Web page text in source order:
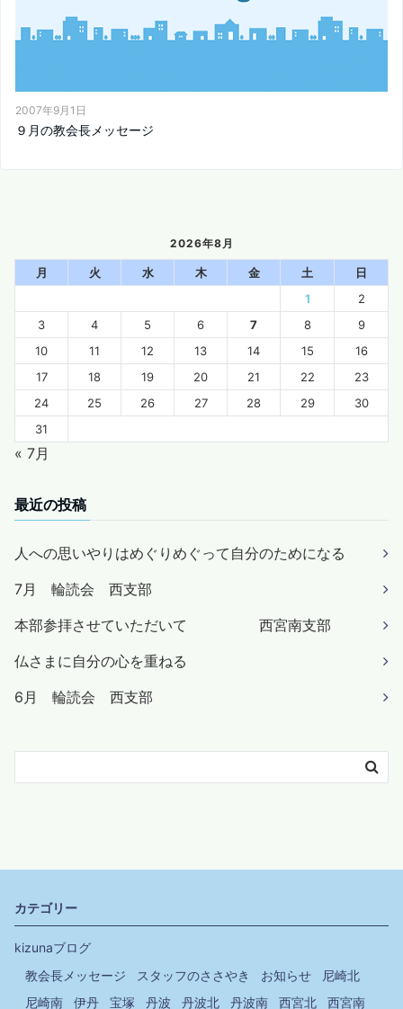
2007年9月1日
９月の教会長メッセージ
2026年8月
月 火 水 木 金 土
日
1
2
3
4 5 6 7 8
9
10
11 12 13 14 15
16
17
18 19 20 21 22
23
24
25 26 27 28 29
30
31
« 7月
最近の投稿
人への思いやりはめぐりめぐって自分のためになる
7月 輪読会 西支部
本部参拝させていただいて 西宮南支部
仏さまに自分の心を重ねる
6月 輪読会 西支部
カテゴリー
kizunaブログ
教会長メッセージ
スタッフのささやき お知らせ
尼崎北
尼崎南
伊丹 宝塚 丹波 丹波北 丹波南 西宮北 西宮南